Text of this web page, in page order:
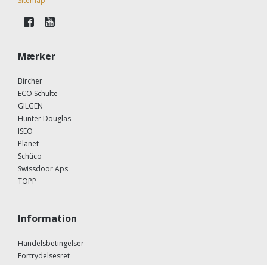
Mærker
Bircher
ECO Schulte
GILGEN
Hunter Douglas
ISEO
Planet
Schüco
Swissdoor Aps
TOPP
Information
Handelsbetingelser
Fortrydelsesret